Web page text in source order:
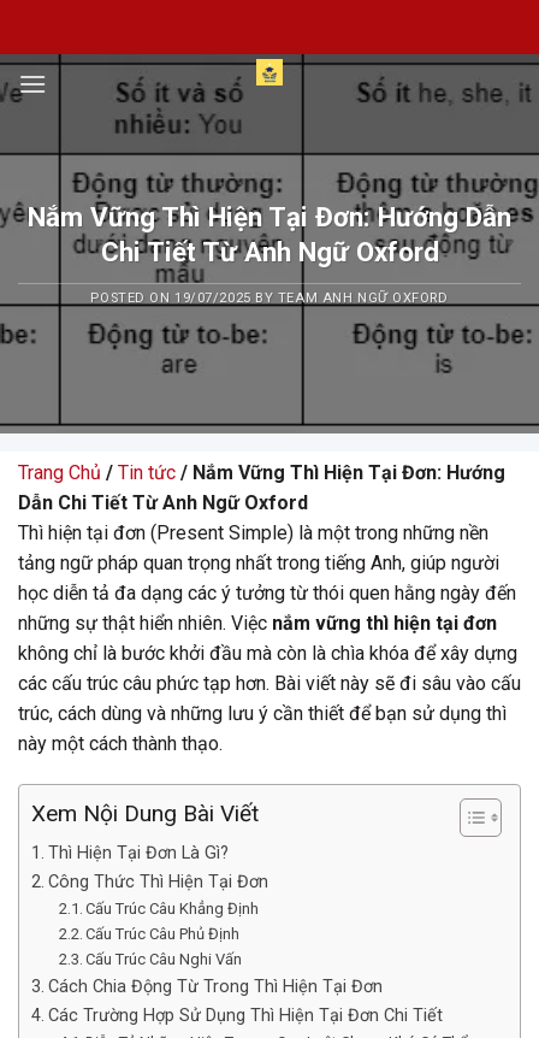
content
Nắm Vững Thì Hiện Tại Đơn: Hướng Dẫn
Chi Tiết Từ Anh Ngữ Oxford
POSTED ON 19/07/2025 BY TEAM ANH NGỮ OXFORD
Trang Chủ / Tin tức / Nắm Vững Thì Hiện Tại Đơn: Hướng
Dẫn Chi Tiết Từ Anh Ngữ Oxford
Thì hiện tại đơn (Present Simple) là một trong những nền
tảng ngữ pháp quan trọng nhất trong tiếng Anh, giúp người
học diễn tả đa dạng các ý tưởng từ thói quen hằng ngày đến
những sự thật hiển nhiên. Việc nắm vững thì hiện tại đơn
không chỉ là bước khởi đầu mà còn là chìa khóa để xây dựng
các cấu trúc câu phức tạp hơn. Bài viết này sẽ đi sâu vào cấu
trúc, cách dùng và những lưu ý cần thiết để bạn sử dụng thì
này một cách thành thạo.
Xem Nội Dung Bài Viết
Thì Hiện Tại Đơn Là Gì?
Công Thức Thì Hiện Tại Đơn
Cấu Trúc Câu Khẳng Định
Cấu Trúc Câu Phủ Định
Cấu Trúc Câu Nghi Vấn
Cách Chia Động Từ Trong Thì Hiện Tại Đơn
Các Trường Hợp Sử Dụng Thì Hiện Tại Đơn Chi Tiết